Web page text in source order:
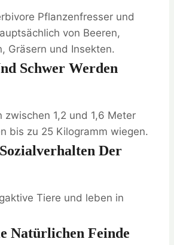
Pflanzenfresser und
von Beeren,
Gräsern und Insekten.
Schwer Werden
zwischen 1,2 und 1,6 Meter
bis zu 25 Kilogramm wiegen.
Der
Tiere und leben in
Natürlichen Feinde